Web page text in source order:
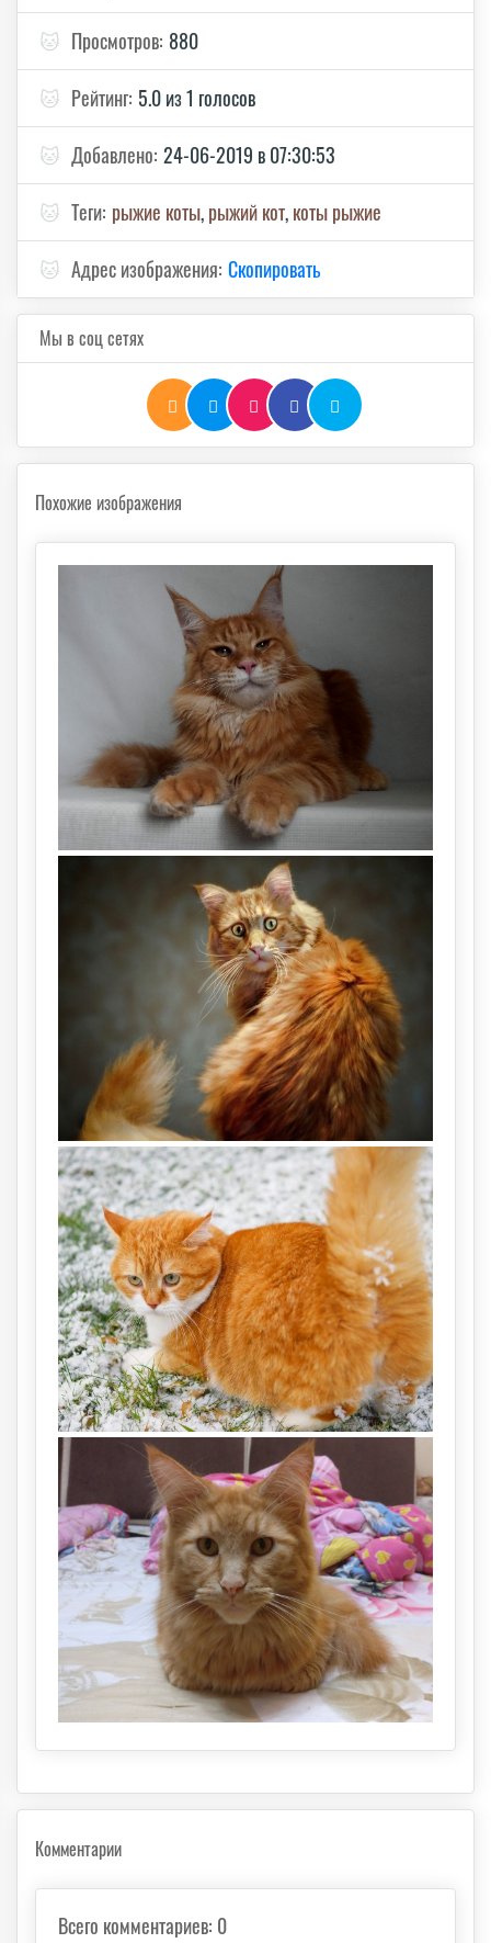
🐱 Просмотров: 880
🐱 Рейтинг: 5.0 из 1 голосов
🐱 Добавлено: 24-06-2019 в 07:30:53
🐱 Теги: рыжие коты,рыжий кот,коты рыжие
🐱 Адрес изображения: Скопировать
Мы в соц сетях
Похожие изображения
Комментарии
Всего комментариев: 0